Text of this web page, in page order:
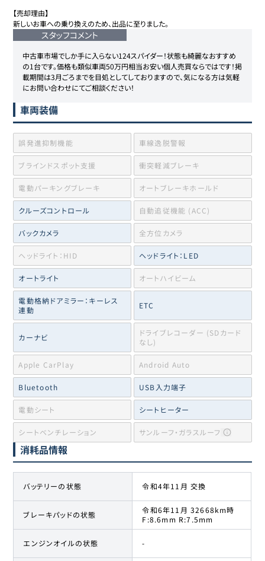
【売却理由】
新しいお車への乗り換えのため、出品に至りました。
スタッフコメント
中古車市場でしか手に入らない124スパイダー！状態も綺麗なおすすめ
の1台です。価格も類似車両50万円相当お安い個人売買ならではです！掲
載期間は3月ごろまでを目処としてしておりますので、気になる方は気軽
にお問い合わせにてご相談ください！
車両装備
誤発進抑制機能 車線逸脱警報
ブラインドスポット支援 衝突軽減ブレーキ
電動パーキングブレーキ オートブレーキホールド
クルーズコントロール 自動追従機能 (ACC)
バックカメラ 全方位カメラ
ヘッドライト：HID ヘッドライト：LED
オートライト オートハイビーム
電動格納ドアミラー：キーレス
連動
ETC
カーナビ
ドライブレコーダー (SDカード
なし)
Apple CarPlay Android Auto
Bluetooth USB入力端子
電動シート シートヒーター
シートベンチレーション サンルーフ・ガラスルーフ
消耗品情報
バッテリーの状態 令和4年11月 交換
ブレーキパッドの状態
令和6年11月 32668km時
F:8.6mm R:7.5mm
エンジンオイルの状態 -